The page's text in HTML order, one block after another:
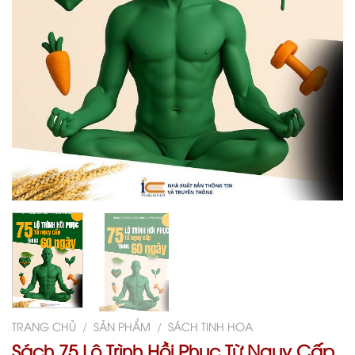
TRANG CHỦ / SẢN PHẨM / SÁCH TINH HOA
Sách 75 Lộ Trình Hồi Phục Từ Nguy Cấp